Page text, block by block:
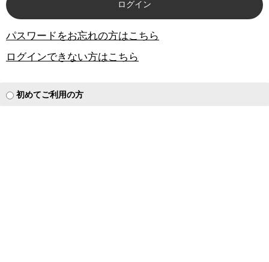
パスワードをお忘れの方はこちら
ログインできない方はこちら
初めてご利用の方